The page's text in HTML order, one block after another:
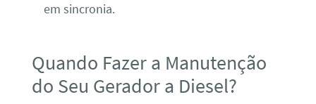
em sincronia.
Quando Fazer a Manutenção
do Seu Gerador a Diesel?